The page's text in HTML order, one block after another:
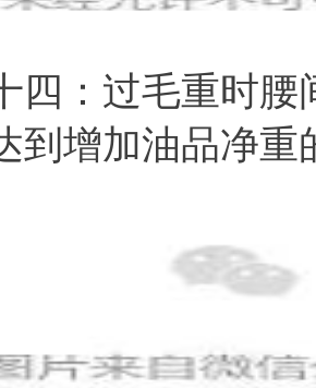
四：过毛重时腰
到增加油品净重